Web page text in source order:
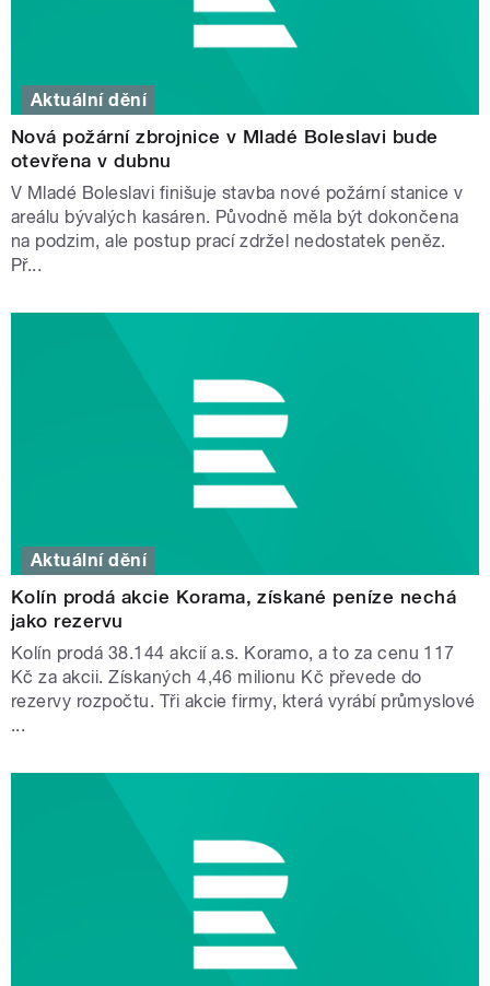
Aktuální dění
Nová požární zbrojnice v Mladé Boleslavi bude
otevřena v dubnu
V Mladé Boleslavi finišuje stavba nové požární stanice v
areálu bývalých kasáren. Původně měla být dokončena
na podzim, ale postup prací zdržel nedostatek peněz.
Př...
Aktuální dění
Kolín prodá akcie Korama, získané peníze nechá
jako rezervu
Kolín prodá 38.144 akcií a.s. Koramo, a to za cenu 117
Kč za akcii. Získaných 4,46 milionu Kč převede do
rezervy rozpočtu. Tři akcie firmy, která vyrábí průmyslové
...